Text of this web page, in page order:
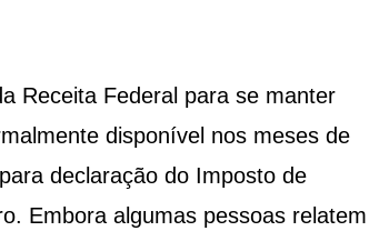
Receita Federal para se manter
disponível nos meses de
declaração do Imposto de
Embora algumas pessoas relatem